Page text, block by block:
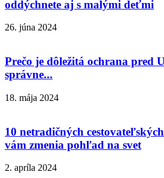
oddýchnete aj s malými deťmi
26. júna 2024
Prečo je dôležitá ochrana pred
správne...
18. mája 2024
10 netradičných
vám zmenia pohľad na svet
2. apríla 2024